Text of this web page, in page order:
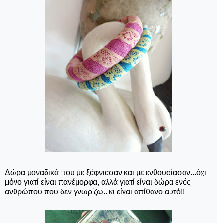
Δώρα μοναδικά που με ξάφνιασαν και με ενθουσίασαν...όχι
μόνο γιατί είναι πανέμορφα, αλλά γιατί είναι δώρα ενός
ανθρώπου που δεν γνωρίζω...κι είναι απίθανο αυτό!!